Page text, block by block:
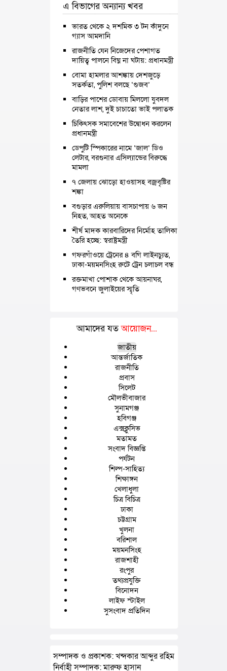
এ বিভাগের অন্যান্য খবর
ভারত থেকে ২ দশমিক ৩ টন কাঁদুনে
গ্যাস আমদানি
রাজনীতি যেন নিজেদের পেশাগত
দায়িত্ব পালনে বিঘ্ন না ঘটায়: প্রধানমন্ত্রী
বোমা হামলার আশঙ্কায় দেশজুড়ে
সতর্কতা, পুলিশ বলছে ‘গুজব’
বাড়ির পাশের ডোবায় মিললো যুবদল
নেতার লাশ, দুই চাচাতো ভাই পলাতক
চিকিৎসক সমাবেশের উদ্বোধন করলেন
প্রধানমন্ত্রী
ডেপুটি স্পিকারের নামে ‘জাল’ ডিও
লেটার, বরগুনার এসিল্যান্ডের বিরুদ্ধে
মামলা
৭ জেলায় ঝোড়ো হাওয়াসহ বজ্রবৃষ্টির
শঙ্কা
বগুড়ার এরুলিয়ায় বাসচাপায় ৬ জন
নিহত, আহত অনেকে
শীর্ষ মাদক কারবারিদের নির্মোহ তালিকা
তৈরি হচ্ছে: স্বরাষ্ট্রমন্ত্রী
গফরগাঁওয়ে ট্রেনের ৪ বগি লাইনচ্যুত,
ঢাকা-ময়মনসিংহ রুটে ট্রেন চলাচল বন্ধ
রক্তমাখা পোশাক থেকে আয়নাঘর,
গণভবনে জুলাইয়ের স্মৃতি
আমাদের যতআয়োজন...
জাতীয়
আন্তর্জাতিক
রাজনীতি
প্রবাস
সিলেট
মৌলভীবাজার
সুনামগঞ্জ
হবিগঞ্জ
এক্সক্লুসিভ
মতামত
সংবাদ বিজ্ঞপ্তি
পর্যটন
শিল্প-সাহিত্য
শিক্ষাঙ্গন
খেলাধুলা
চিত্র বিচিত্র
ঢাকা
চট্টগ্রাম
খুলনা
বরিশাল
ময়মনসিংহ
রাজশাহী
রংপুর
তথ্যপ্রযুক্তি
বিনোদন
লাইফ স্টাইল
সুসংবাদ প্রতিদিন
সম্পাদক ও প্রকাশক: খন্দকার আব্দুর রহিম
নির্বাহী সম্পাদক: মারুফ হাসান